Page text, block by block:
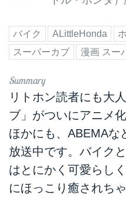
バイク ALittleHonda
スーパーカブ
漫画 スー
リトホン読者にも大
ブ」がついにアニメ
ほかにも、ABEMAな
放送中です。バイク
はとにかく可愛らし
にほっこり癒されち